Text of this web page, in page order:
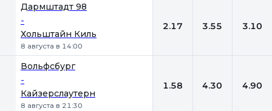
Дармштадт 98
-
Хольштайн Киль
8 августа в 14:00
2.17 3.55 3.10
Вольфсбург
-
Кайзерслаутерн
8 августа в 21:30
1.58 4.30 4.90